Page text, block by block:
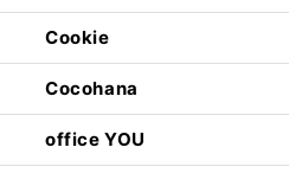
Cookie
Cocohana
office YOU